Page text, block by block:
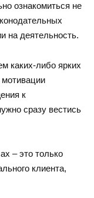
ознакомиться не
на деятельность.
каких-либо ярких
к
сразу вестись
– это только
клиента,